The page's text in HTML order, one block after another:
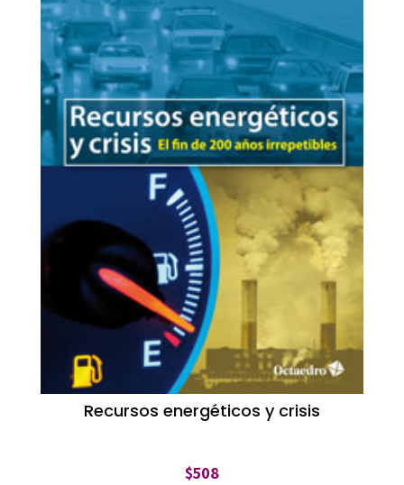
Recursos energéticos y crisis
$508